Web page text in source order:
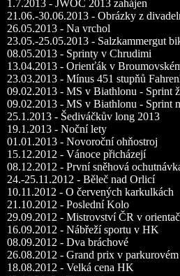
1.7.2013 - JWOC 2013 zahájen
21.06.-30.06.2013 - Obrázky z
26.05.2013 - Na vrchol
23.05.-25.05.2013 - Salzkammergut
08.05.2013 - Sprinty v Chrudimi
13.04.2013 - Orienťák v
23.03.2013 - Mínus 451 stupňů
09.02.2013 - MS v Biathlonu - Sprint
09.02.2013 - MS v Biathlonu - Sprint
25.1.2013 - Šediváčkův long 2013
19.1.2013 - Noční lety
01.01.2013 - Novoroční ohňostroj
15.12.2012 - Vánoce přicházejí
08.12.2012 - První sněhová
24.-25.11.2012 - Běleč nad Orlicí
10.11.2012 - O červených karkulkách
21.10.2012 - Poslední Kolo
29.09.2012 - Mistrovství ČR v
16.09.2012 - Nábřeží sportu v HK
08.09.2012 - Dva bráchové
26.08.2012 - Grand prix v
18.08.2012 - Velká cena HK